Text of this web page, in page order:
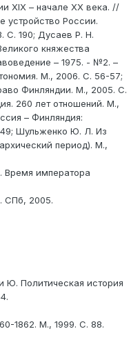
XIX – начале XX века. //
устройство России.
С. 190; Дусаев Р. Н.
княжества
– 1975. - №2. –
М., 2006. С. 56-57;
Финляндии. М., 2005. С.
260 лет отношений. М.,
– Финляндия:
Шульженко Ю. Л. Из
период). М.,
Время императора
СПб, 2005.
Политическая история
1862. М., 1999. С. 88.